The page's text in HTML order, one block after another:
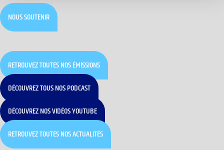
NOUS SOUTENIR
RETROUVEZ TOUTES NOS ÉMISSIONS
DÉCOUVREZ TOUS NOS PODCAST
DÉCOUVREZ NOS VIDÉOS YOUTUBE
RETROUVEZ TOUTES NOS ACTUALITÉS